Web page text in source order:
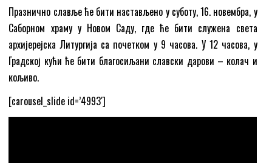
Празнично славље ће бити настављено у суботу, 16. новембра, у
Саборном храму у Новом Саду, где ће бити служена света
архијерејска Литургија са почетком у 9 часова. У 12 часова, у
Градској кући ће бити благосиљани славски дарови – колач и
кољиво.
[carousel_slide id=’4993′]